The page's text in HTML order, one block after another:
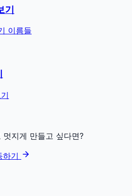
이름들
지게 만들고 싶다면?
하기